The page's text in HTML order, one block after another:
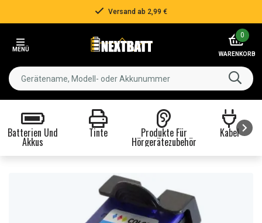
Versand ab 2,99 €
MENÜ
0
WARENKORB
Batterien Und
Akkus
Tinte Produkte Für
Hörgerätezubehör
Kabel